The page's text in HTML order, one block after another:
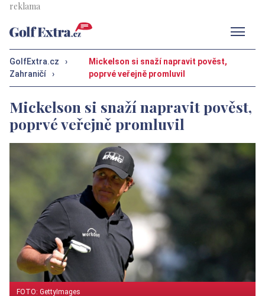
GolfExtra.cz
›
Zahraničí
›
Mickelson si snaží napravit pověst,
poprvé veřejně promluvil
Mickelson si snaží napravit pověst,
poprvé veřejně promluvil
FOTO: GettyImages